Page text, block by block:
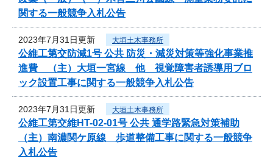
関する一般競争入札公告
2023年7月31日更新 大垣土木事務所
公維工第交防減1号 公共 防災・減災対策等強化事業推
進費 （主）大垣一宮線 他 視覚障害者誘導用ブロ
ック設置工事に関する一般競争入札公告
2023年7月31日更新 大垣土木事務所
公維工第交維HT-02-01号 公共 通学路緊急対策補助
（主）南濃関ケ原線 歩道整備工事に関する一般競争
入札公告